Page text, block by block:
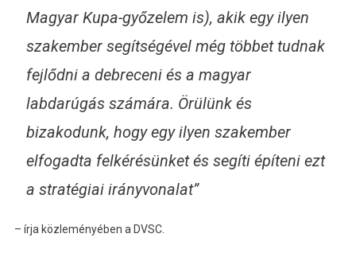
Magyar Kupa-győzelem is), akik egy ilyen
szakember segítségével még többet tudnak
fejlődni a debreceni és a magyar
labdarúgás számára. Örülünk és
bizakodunk, hogy egy ilyen szakember
elfogadta felkérésünket és segíti építeni ezt
a stratégiai irányvonalat”
– írja közleményében a DVSC.